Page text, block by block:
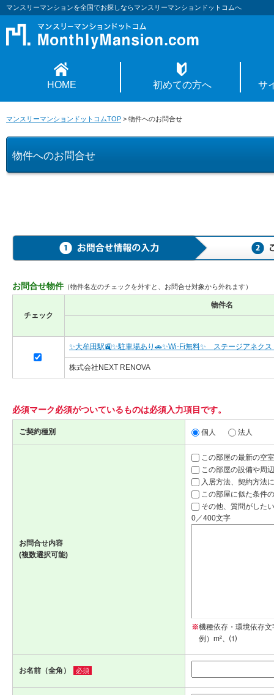
マンスリーマンションを全国でお探しならマンスリーマンションドットコムへ
HOME 初めての方へ サ
マンスリーマンションドットコムTOP > 物件へのお問合せ
物件へのお問合せ
お問合せ物件 （物件名左のチェックを外すと、お問合せ対象から外れます）
チェック
物件名
✨大牟田駅🚉✨駐車場あり🚗✨Wi-Fi無料✨ ステージアネクス
株式会社NEXT RENOVA
必須マーク必須がついているものは必須入力項目です。
ご契約種別 個人 法人
お問合せ内容
(複数選択可能)
この部屋の最新の空
この部屋の設備や周
入居方法、契約方法
この部屋に似た条件
その他、質問がした
0／400文字
※機種依存・環境依存
例）m²、⑴
お名前（全角） 必須